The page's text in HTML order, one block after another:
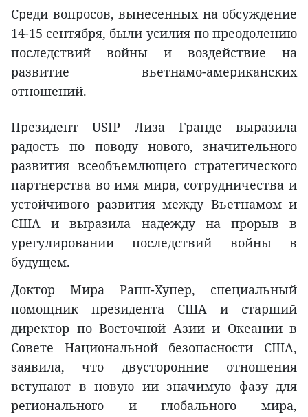
Среди вопросов, вынесенных на обсуждение
14-15 сентября, были усилия по преодолению
последствий войны и воздействие на
развитие вьетнамо-американских
отношений.
Президент USIP Лиза Гранде выразила
радость по поводу нового, значительного
развития всеобъемлющего стратегического
партнерства во имя мира, сотрудничества и
устойчивого развития между Вьетнамом и
США и выразила надежду на прорыв в
урегулировании последствий войны в
будущем.
Доктор Мира Рапп-Хупер, специальный
помощник президента США и старший
директор по Восточной Азии и Океании в
Совете Национальной безопасности США,
заявила, что двусторонние отношения
вступают в новую ии значимую фазу для
регионального и глобального мира,